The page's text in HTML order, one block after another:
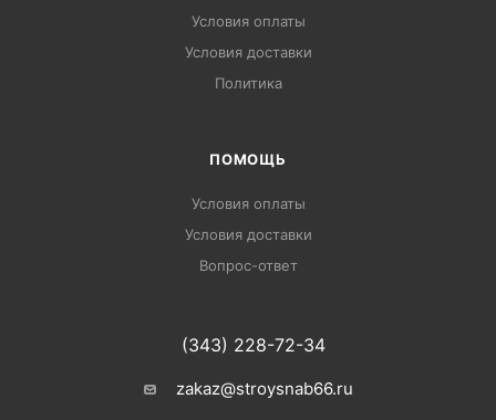
Условия оплаты
Условия доставки
Политика
ПОМОЩЬ
Условия оплаты
Условия доставки
Вопрос-ответ
(343) 228-72-34
zakaz@stroysnab66.ru